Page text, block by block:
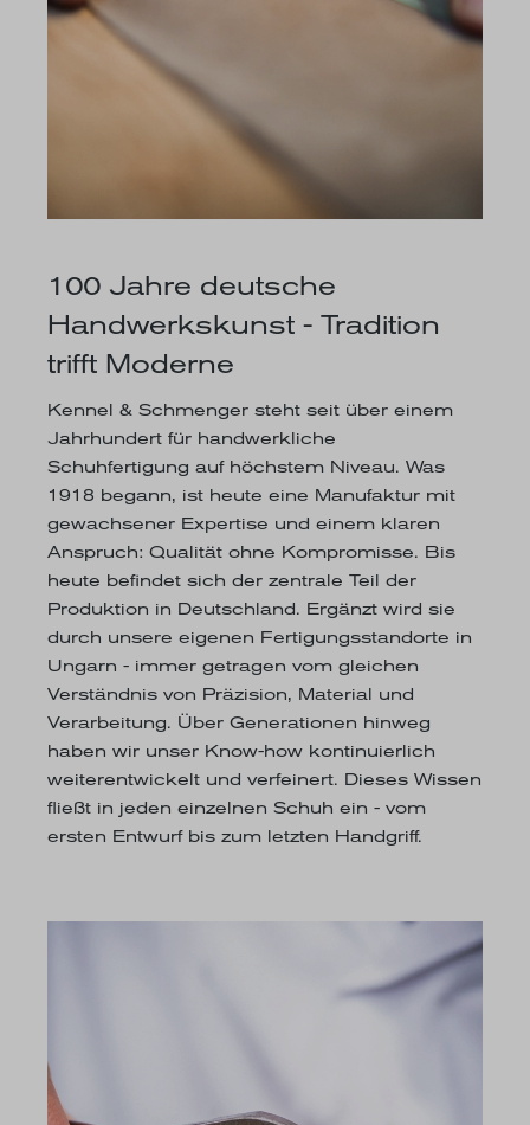
100 Jahre deutsche
Handwerkskunst - Tradition
trifft Moderne
Kennel & Schmenger steht seit über einem
Jahrhundert für handwerkliche
Schuhfertigung auf höchstem Niveau. Was
1918 begann, ist heute eine Manufaktur mit
gewachsener Expertise und einem klaren
Anspruch: Qualität ohne Kompromisse. Bis
heute befindet sich der zentrale Teil der
Produktion in Deutschland. Ergänzt wird sie
durch unsere eigenen Fertigungsstandorte in
Ungarn - immer getragen vom gleichen
Verständnis von Präzision, Material und
Verarbeitung. Über Generationen hinweg
haben wir unser Know-how kontinuierlich
weiterentwickelt und verfeinert. Dieses Wissen
fließt in jeden einzelnen Schuh ein - vom
ersten Entwurf bis zum letzten Handgriff.